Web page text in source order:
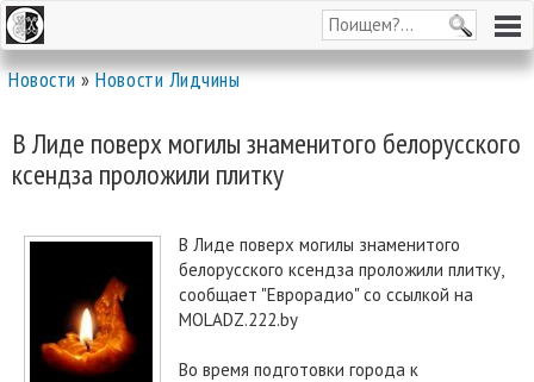
Новости»Новости Лидчины
В Лиде поверх могилы знаменитого белорусского
ксендза проложили плитку
В Лиде поверх могилы знаменитого
белорусского ксендза проложили плитку,
сообщает "Еврорадио" со ссылкой на
MOLADZ.222.by
Во время подготовки города к